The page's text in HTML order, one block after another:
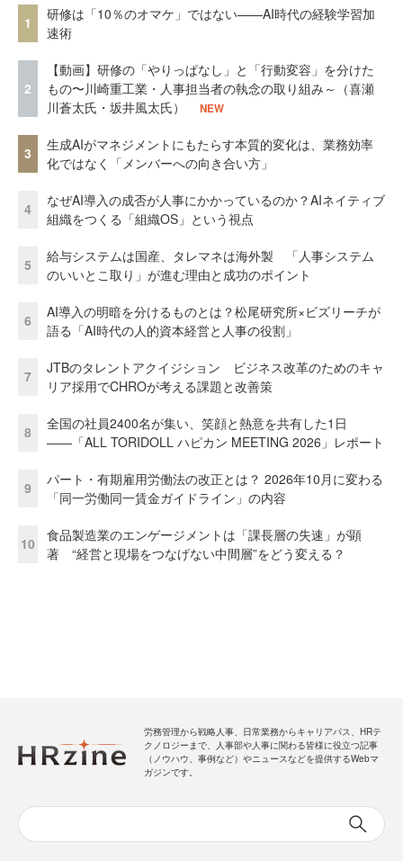
1
研修は「10％のオマケ」ではない——AI時代の経験学習加
速術
2
【動画】研修の「やりっぱなし」と「行動変容」を分けた
もの〜川崎重工業・人事担当者の執念の取り組み～（喜瀬
川蒼太氏・坂井風太氏）
NEW
3
生成AIがマネジメントにもたらす本質的変化は、業務効率
化ではなく「メンバーへの向き合い方」
4
なぜAI導入の成否が人事にかかっているのか？AIネイティブ
組織をつくる「組織OS」という視点
5
給与システムは国産、タレマネは海外製 「人事システム
のいいとこ取り」が進む理由と成功のポイント
6
AI導入の明暗を分けるものとは？松尾研究所×ビズリーチが
語る「AI時代の人的資本経営と人事の役割」
7
JTBのタレントアクイジション ビジネス改革のためのキャ
リア採用でCHROが考える課題と改善策
8
全国の社員2400名が集い、笑顔と熱意を共有した1日
――「ALL TORIDOLL ハピカン MEETING 2026」レポート
9
パート・有期雇用労働法の改正とは？ 2026年10月に変わる
「同一労働同一賃金ガイドライン」の内容
10
食品製造業のエンゲージメントは「課長層の失速」が顕
著 “経営と現場をつなげない中間層”をどう変える？
労務管理から戦略人事、日常業務からキャリアパス、HRテ
クノロジーまで、人事部や人事に関わる皆様に役立つ記事
（ノウハウ、事例など）やニュースなどを提供するWebマ
ガジンです。